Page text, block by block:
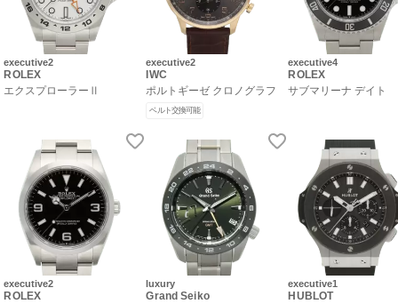
executive2
ROLEX
エクスプローラーⅡ
executive2
ROLEX
executive2
IWC
ポルトギーゼ クロノグラフ
ベルト交換可能
luxury
Grand Seiko
executive4
ROLEX
サブマリーナ デイト
executive1
HUBLOT